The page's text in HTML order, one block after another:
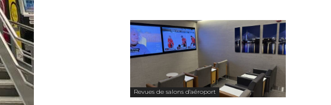
Revues de salons d'aéroport